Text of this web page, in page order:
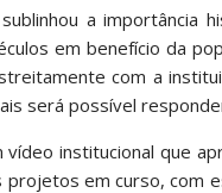
a importância
em benefício da
com a
será possível
institucional que
projetos em curso,